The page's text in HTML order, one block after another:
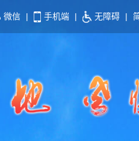
微信 | 手机端 | 无障碍 |